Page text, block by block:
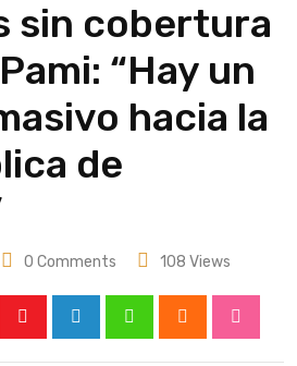
sin cobertura
“Hay un
hacia la
de
0 Comments 108 Views